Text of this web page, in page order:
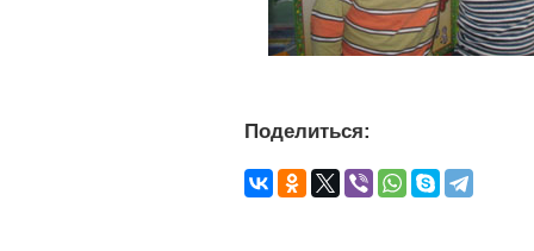
Поделиться: